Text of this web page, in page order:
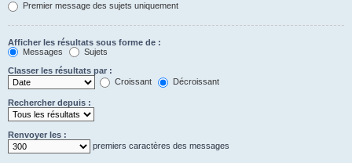
Premier message des sujets uniquement
Afficher les résultats sous forme de :
Messages
Sujets
Classer les résultats par :
Croissant
Décroissant
Rechercher depuis :
Renvoyer les :
premiers caractères des messages